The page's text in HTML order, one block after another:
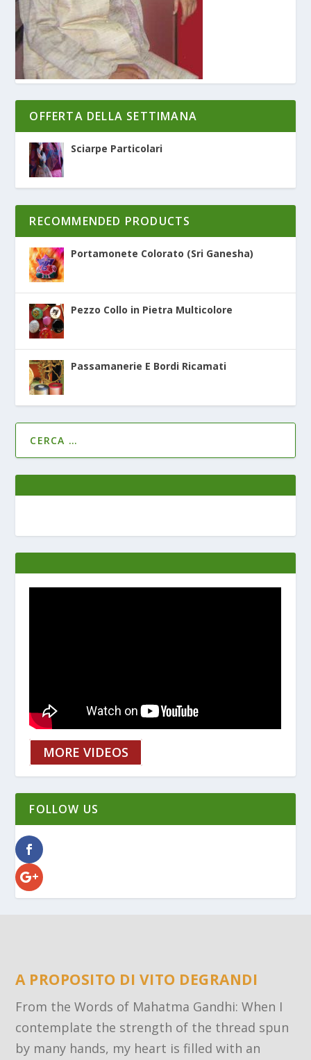
OFFERTA DELLA SETTIMANA
Sciarpe Particolari
RECOMMENDED PRODUCTS
Portamonete Colorato (Sri Ganesha)
Pezzo Collo in Pietra Multicolore
Passamanerie E Bordi Ricamati
MORE VIDEOS
FOLLOW US
A PROPOSITO DI VITO DEGRANDI
From the Words of Mahatma Gandhi: When I
contemplate the strength of the thread spun
by many hands, my heart is filled with an